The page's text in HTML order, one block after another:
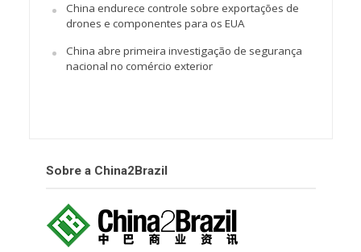
China endurece controle sobre exportações de
drones e componentes para os EUA
China abre primeira investigação de segurança
nacional no comércio exterior
Sobre a China2Brazil